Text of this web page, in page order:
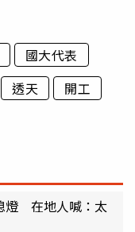
國大代表
透天
開工
燈 在地人喊：太